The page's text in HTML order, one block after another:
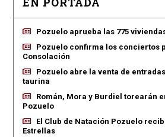
Pozuelo aprueba las 775
Pozuelo confirma los conciertos
Consolación
Pozuelo abre la venta de
taurina
Román, Mora y Burdiel torearán
Pozuelo
El Club de Natación Pozuelo
Estrellas